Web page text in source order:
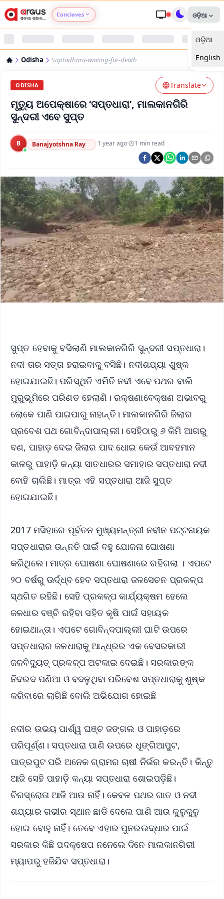
Conclaves
Argus Nari Shakti
Argus Health Connect
Argus Swaad Odisha
ଓଡ଼ିଆ
ଓଡ଼ିଆ
English
Odisha Saptadhara-waiting-for-death
ODISHA Translate
ମୃତ୍ୟୁ ଅପେକ୍ଷାରେ ‘ସପ୍ତଧାରା’, ମାଲକାନଗିରି
ସୁନ୍ଦରୀ ଏବେ ସୁପ୍ତ
B Banajyotshna Ray ·1 year ago· 1 min read
ସୁପ୍ତ ହେବାକୁ ବସିଲାଣି ମାଲକାନଗିରି ସୁନ୍ଦରୀ ସପ୍ତଧାରା।
ନଦୀ ତାର ସତ୍ତା ହରାଇବାକୁ ବସିଛି। ନଦୀଶଯ୍ୟା ଶୁଷ୍କ
ହୋଇଯାଇଛି। ପରିସ୍ଥିତି ଏମିତି ନଦୀ ଏବେ ପଥର ବାଲି
ମୁରୁଭୂମିରେ ପରିଣତ ହେଲାଣି। ରକ୍ଷଣାବେକ୍ଷଣ ଅଭାବରୁ
ଲୋକେ ପାଣି ପାଇପାରୁ ନାହାନ୍ତି। ମାଲକାନଗିରି ଜିଲାର
ପ୍ରବେଶ ପଥ ଗୋବିନ୍ଦାପାଲ୍ଲୀ। ସେହିଠାରୁ ୬ କିମି ଆଗରୁ
ବଣ, ପାହାଡ଼ ଦେଇ ଜିଲାର ପାଦ ଧୋଇ କେଉଁ ଆବହମାନ
କାଳରୁ ପାହାଡ଼ି କନ୍ୟା ସାତଧାରର ସମାହାର ସପ୍ତଧାରା ନଦୀ
ବୋହି ଚାଲିଛି। ମାତ୍ର ଏହି ସପ୍ତଧାରା ଆଜି ସୁପ୍ତ
ହୋଇଯାଇଛି।
2017 ମସିହାରେ ପୂର୍ବତନ ମୁଖ୍ୟମନ୍ତ୍ରୀ ନବୀନ ପଟ୍ଟନାୟକ
ସପ୍ତଧାରାର ଉନ୍ନତି ପାଇଁ ବହୁ ଯୋଜନା ଘୋଷଣା
କରିଥିଲେ। ମାତ୍ର ଘୋଷଣା ଘୋଷଣାରେ ରହିଗଲା । ଏପଟେ
୨୦ ବର୍ଷରୁ ଊର୍ଦ୍ଧ୍ବ ହେବ ସପ୍ତଧାରା ଜଳସେଚନ ପ୍ରକଳ୍ପ
ସ୍ଥଗିତ ରହିଛି। ସେହି ପ୍ରକଳ୍ପ କାର୍ଯ୍ୟକ୍ଷମ ହେଲେ
ଜଳଧାର ବଞ୍ଚି ରହିବା ସହିତ କୃଷି ପାଇଁ ସହାୟକ
ହୋଇଥାନ୍ତା। ଏପଟେ ଗୋବିନ୍ଦପାଲ୍ଲୀ ଘାଟି ଉପରେ
ସପ୍ତଧାରାର ଜଳଧାରାକୁ ଆନ୍ଧ୍ରର ଏକ ବେସରକାରୀ
ଜଳବିଦ୍ୟୁତ୍‌ ପ୍ରକଳ୍ପ ଅଟକାଇ ଦେଇଛି। ସରକାରଙ୍କ
ନିଦରଦ ପଣିଆ ଓ ବଦଳୁଥିବା ପରିବେଶ ସପ୍ତଧାରାକୁ ଶୁଷ୍କ
କରିବାରେ ଲାଗିଛି ବୋଲି ଅଭିଯୋଗ ହୋଇଛି
ନଦୀର ଉଭୟ ପାର୍ଶ୍ୱ ଘଞ୍ଚ ଜଙ୍ଗଲ ଓ ପାହାଡ଼ରେ
ପରିପୂର୍ଣ୍ଣ। ସପ୍ତଧାରା ପାଣି ଉପରେ ଧୂଙ୍ଗିଆପୁଟ,
ପାତ୍ରପୁଟ ପରି ଅନେକ ଗ୍ରାମର ଚାଷୀ ନିର୍ଭର କରନ୍ତି। କିନ୍ତୁ
ଆଜି ସେହି ପାହାଡ଼ି କନ୍ୟା ସପ୍ତଧାରା ଶୋଇପଡ଼ିଛି।
ଚିରସ୍ରୋତା ଆଜି ଆଉ ନାହିଁ। କେବଳ ପଥର ଗାତ ଓ ନଦୀ
ଶଯ୍ୟାର ଗଭୀର ସ୍ଥାନ ଛାଡି ଦେଲେ ପାଣି ଆଉ କୁଳୁକୁଳୁ
ହୋଇ ବୋହୁ ନାହିଁ। ତେବେ ଏହାର ପୁନରଉଦ୍ଧାର ପାଇଁ
ସରକାର କିଛି ପଦକ୍ଷେପ ନନେଲେ ଦିନେ ମାଲକାନଗିରୀ
ମ୍ୟାପରୁ ହଜିଯିବ ସପ୍ତଧାରା।